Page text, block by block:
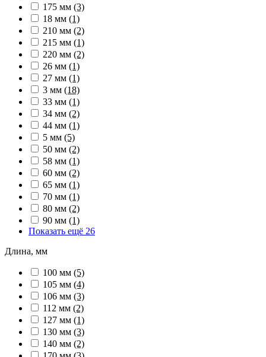
175 мм (3)
18 мм (1)
210 мм (2)
215 мм (1)
220 мм (2)
26 мм (1)
27 мм (1)
3 мм (18)
33 мм (1)
34 мм (2)
44 мм (1)
5 мм (5)
50 мм (2)
58 мм (1)
60 мм (2)
65 мм (1)
70 мм (1)
80 мм (2)
90 мм (1)
Показать ещё 26
Длина, мм
100 мм (5)
105 мм (4)
106 мм (3)
112 мм (2)
127 мм (1)
130 мм (3)
140 мм (2)